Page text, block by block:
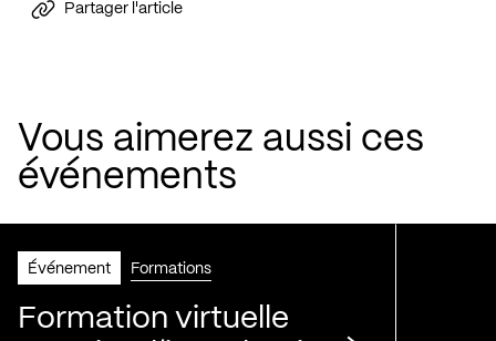
Partager l'article
Vous aimerez aussi ces
événements
Événement Formations
Formation virtuelle